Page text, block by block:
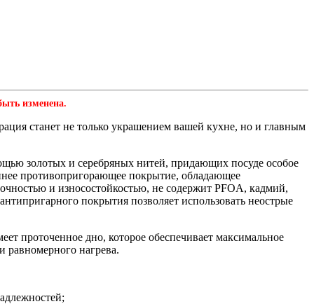
изменена.
станет не только украшением вашей кухне, но и главным
золотых и серебряных нитей, придающих посуде особое
противопригорающее покрытие, обладающее
и износостойкостью, не содержит PFOA, кадмий,
покрытия позволяет использовать неострые
проточенное дно, которое обеспечивает максимальное
равномерного нагрева.